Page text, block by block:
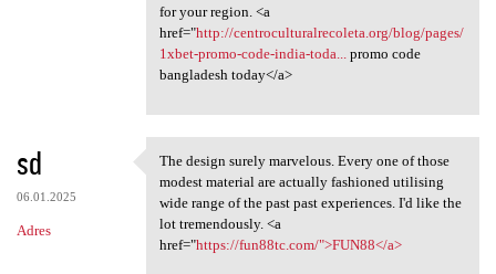
for your region. <a
href="http://centroculturalrecoleta.org/blog/pages/
1xbet-promo-code-india-toda...
promo code
bangladesh today</a>
sd
06.01.2025
Adres
The design surely marvelous.
The design surely marvelous. Every one of those
modest material are actually fashioned utilising
wide range of the past past experiences. I'd like the
lot tremendously. <a
href="https://fun88tc.com/">FUN88</a>